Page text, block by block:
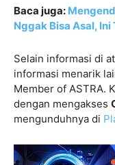
Baca juga:
Nggak Bisa Asal, Ini
Selain informasi di
informasi menarik
Member of ASTRA.
dengan mengakses
mengunduhnya di